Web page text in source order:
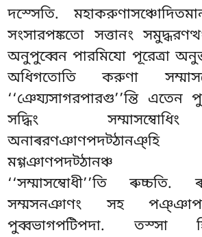
দস্সেতি.
সংসারপঙ্কতো সত্তানং
অনুপুব্বেন পারমিযো পূরেত্ৰা
অধিগতোতি করুণা
‘‘ঞেয্যসাগরপারগু’’ন্তি এতেন
সদ্ধিং
মগ্গঞাণপদট্ঠানঞ্চ
‘‘সম্মাসম্বোধী’’তি
সম্মসনঞাণং সহ
পুব্বভাগপটিপদা. তস্সা